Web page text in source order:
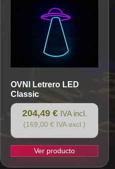
OVNI
Letrero LED
Classic
204,49 € IVA incl.
(169,00 € IVA excl.)
Ver producto